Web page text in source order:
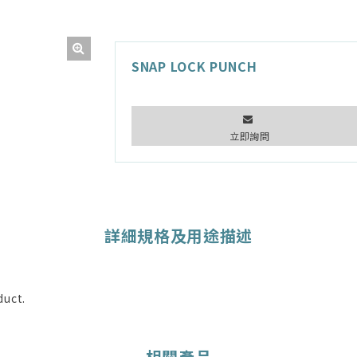
SNAP LOCK PUNCH
立即詢問
詳細規格及用途描述